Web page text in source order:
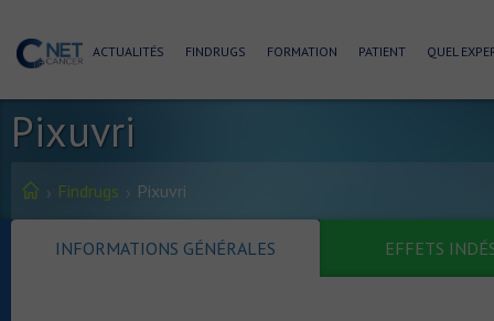
ACTUALITÉS FINDRUGS FORMATION PATIENT QUEL
Pixuvri
Findrugs Pixuvri
INFORMATIONS GÉNÉRALES EFFETS